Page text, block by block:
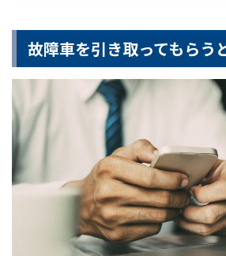
故障車を引き取ってもらう